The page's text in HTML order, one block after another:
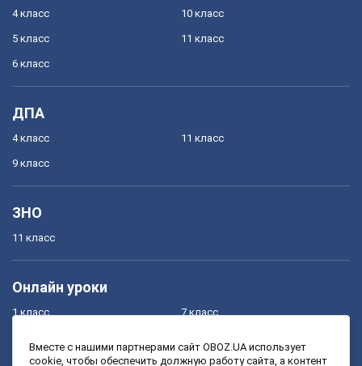
4 класс
5 класс
6 класс
10 класс
11 класс
ДПА
4 класс
9 класс
11 класс
ЗНО
11 класс
Онлайн уроки
1 класс
3 класс
7 класс
9 класс
Вместе с нашими партнерами сайт OBOZ.UA использует
cookie, чтобы обеспечить должную работу сайта, а контент